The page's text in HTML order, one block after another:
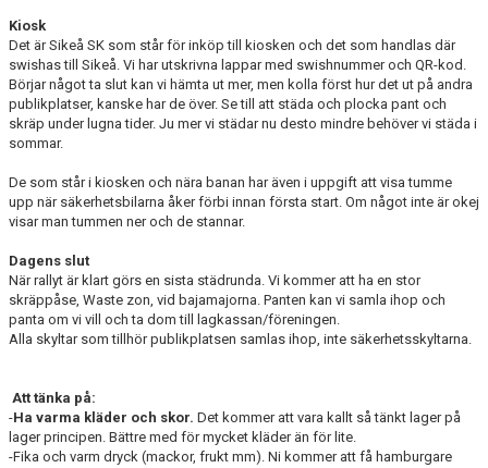
Kiosk
Det är Sikeå SK som står för inköp till kiosken och det som handlas där
swishas till Sikeå. Vi har utskrivna lappar med swishnummer och QR-kod.
Börjar något ta slut kan vi hämta ut mer, men kolla först hur det ut på andra
publikplatser, kanske har de över. Se till att städa och plocka pant och
skräp under lugna tider. Ju mer vi städar nu desto mindre behöver vi städa i
sommar.
De som står i kiosken och nära banan har även i uppgift att visa tumme
upp när säkerhetsbilarna åker förbi innan första start. Om något inte är okej
visar man tummen ner och de stannar.
Dagens slut
När rallyt är klart görs en sista städrunda. Vi kommer att ha en stor
skräppåse, Waste zon, vid bajamajorna. Panten kan vi samla ihop och
panta om vi vill och ta dom till lagkassan/föreningen.
Alla skyltar som tillhör publikplatsen samlas ihop, inte säkerhetsskyltarna.
Att tänka på:
-Ha varma kläder och skor. Det kommer att vara kallt så tänkt lager på
lager principen. Bättre med för mycket kläder än för lite.
-Fika och varm dryck (mackor, frukt mm). Ni kommer att få hamburgare